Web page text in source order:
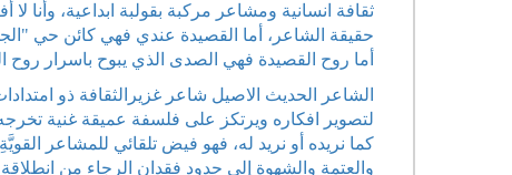
ثقافة انسانية ومشاعر مركبة بقولبة ابداعية،
حقيقة الشاعر، أما القصيدة عندي فهي كائن حي
أما روح القصيدة فهي الصدى الذي يبوح باسرار روح
الشاعر الحديث الاصيل شاعر غزيرالثقافة ذو
لتصوير افكاره ويرتكز على فلسفة عميقة غنية
كما نريده أو نريد له، فهو فيض تلقائي للمشاعر
والعتمة والشهوة إلى حدود فقدان الرجاء من